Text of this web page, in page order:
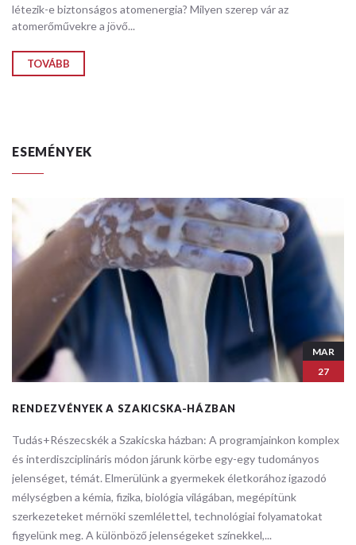
létezik-e biztonságos atomenergia? Milyen szerep vár az
atomerőművekre a jövő...
TOVÁBB
ESEMÉNYEK
MAR
27
RENDEZVÉNYEK A SZAKICSKA-HÁZBAN
Tudás+Részecskék a Szakicska házban: ​A programjainkon komplex
és interdiszciplináris módon járunk körbe egy-egy tudományos
jelenséget, témát. Elmerülünk a gyermekek életkorához igazodó
mélységben a kémia, fizika, biológia világában, megépítünk
szerkezeteket mérnöki szemlélettel, technológiai folyamatokat
figyelünk meg. A különböző jelenségeket színekkel,...